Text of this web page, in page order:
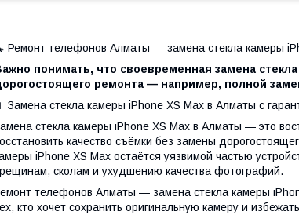
Ремонт телефонов Алматы — замена стекла камеры
понимать, что своевременная замена
ремонта — например, полной
Замена стекла камеры iPhone XS Max в Алматы с
стекла камеры iPhone XS Max в Алматы — это
качество съёмки без замены
iPhone XS Max остаётся уязвимой частью
сколам и ухудшению качества фотографий.
телефонов Алматы — замена стекла камеры
кто хочет сохранить оригинальную камеру и